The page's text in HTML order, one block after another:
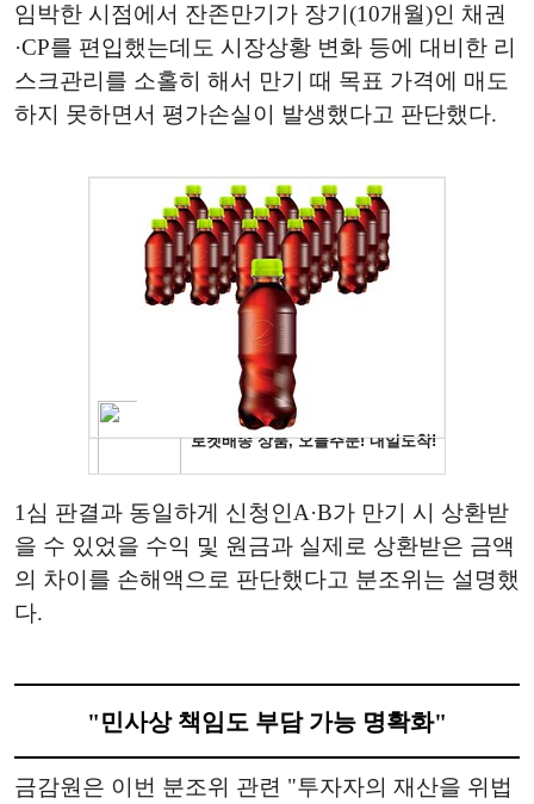
임박한 시점에서 잔존만기가 장기(10개월)인 채권
·CP를 편입했는데도 시장상황 변화 등에 대비한 리
스크관리를 소홀히 해서 만기 때 목표 가격에 매도
하지 못하면서 평가손실이 발생했다고 판단했다.
1심 판결과 동일하게 신청인A·B가 만기 시 상환받
을 수 있었을 수익 및 원금과 실제로 상환받은 금액
의 차이를 손해액으로 판단했다고 분조위는 설명했
다.
"민사상 책임도 부담 가능 명확화"
금감원은 이번 분조위 관련 "투자자의 재산을 위법